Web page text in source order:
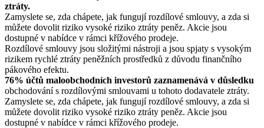
ztráty.
Zamyslete se, zda chápete, jak fungují rozdílové smlouvy, a zda si
můžete dovolit riziko vysoké riziko ztráty peněz. Akcie jsou
dostupné v nabídce v rámci křížového prodeje.
Rozdílové smlouvy jsou složitými nástroji a jsou spjaty s vysokým
rizikem rychlé ztráty peněžních prostředků z důvodu finančního
pákového efektu.
76% účtů maloobchodních investorů zaznamenává v důsledku
obchodování s rozdílovými smlouvami u tohoto dodavatele ztráty.
Zamyslete se, zda chápete, jak fungují rozdílové smlouvy, a zda si
můžete dovolit riziko vysoké riziko ztráty peněz. Akcie jsou
dostupné v nabídce v rámci křížového prodeje.